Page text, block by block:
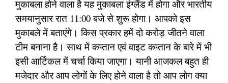
मुकाबला होने वाला है यह मुकाबला इंग्लैंड में होगा और भारतीय
समयानुसार रात 11:00 बजे से शुरू होगा। आपको इस
मुकाबले में बताएंगे। किस प्रकार हमें दो करोड़ जीतने वाला
टीम बनाना है। साथ में कप्तान एवं वाइट कप्तान के बारे में भी
इसी आर्टिकल में चर्चा किया जाएगा। यानी आजकल बहुत ही
मजेदार और आप लोगों के लिए होने वाला है तो आप लोग क्या